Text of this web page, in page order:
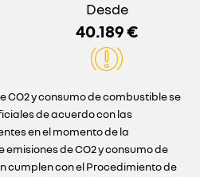
Desde
40.189 €
CO2 y consumo de combustible se
de acuerdo con las
en el momento de la
emisiones de CO2 y consumo de
cumplen con el Procedimiento de